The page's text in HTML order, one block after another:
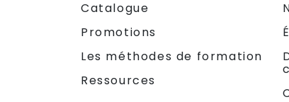
Catalogue
Promotions
Les méthodes de formation
Ressources